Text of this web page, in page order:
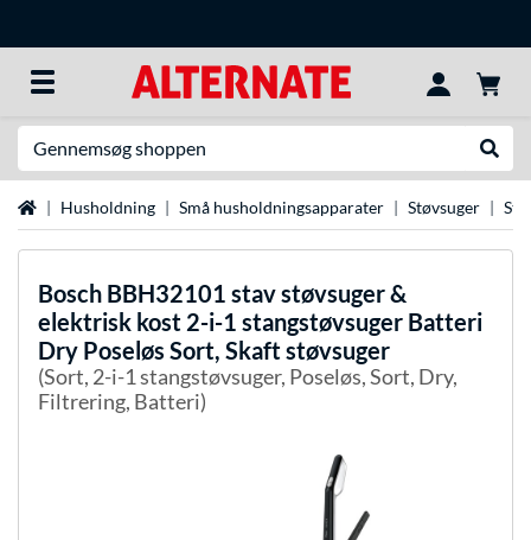
StartsideHusholdning Små husholdningsapparater Støvsuger
Bosch BBH32101 stav støvsuger &
elektrisk kost 2-i-1 stangstøvsuger Batteri
Dry Poseløs Sort, Skaft støvsuger
(Sort, 2-i-1 stangstøvsuger, Poseløs, Sort, Dry,
Filtrering, Batteri)